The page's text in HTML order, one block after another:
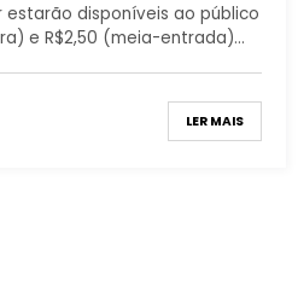
disponíveis ao público
e R$2,50 (meia-entrada)…
LER MAIS